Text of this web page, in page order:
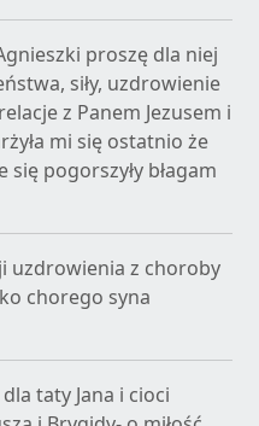
proszę dla niej
siły, uzdrowienie
z Panem Jezusem i
mi się ostatnio że
pogorszyły błagam
uzdrowienia z choroby
chorego syna
taty Jana i cioci